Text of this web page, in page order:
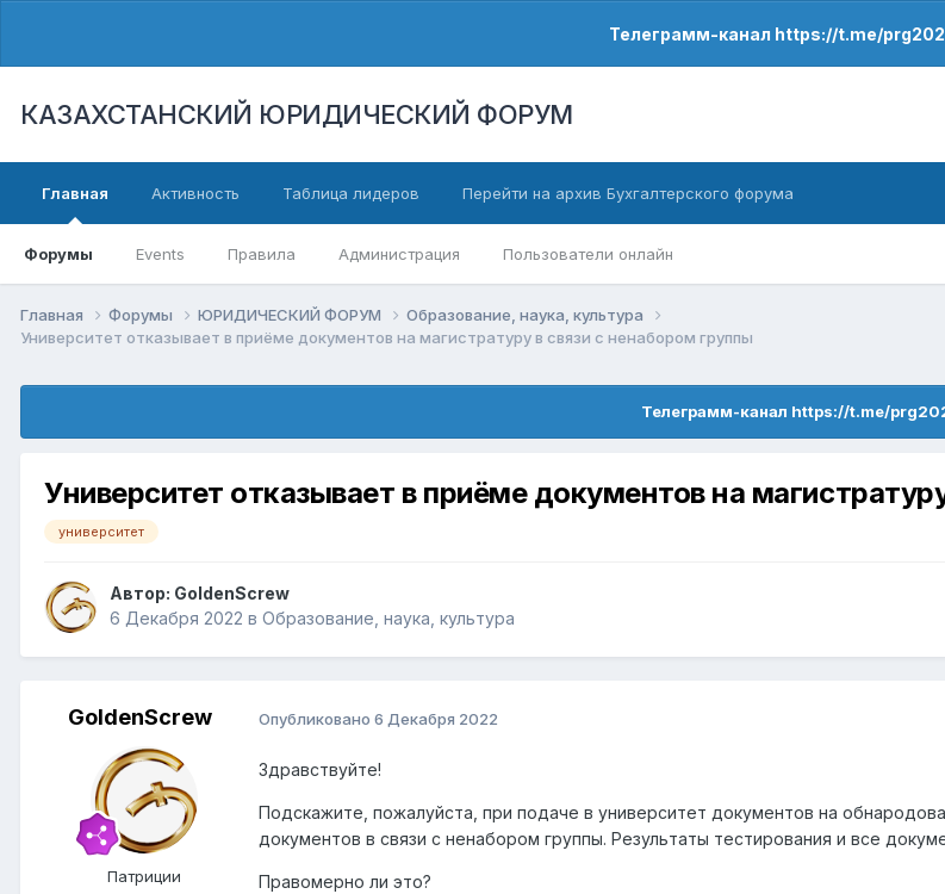
Телеграмм-канал https://t.me/
КАЗАХСТАНСКИЙ ЮРИДИЧЕСКИЙ ФОРУМ
Главная
Форумы Events Правила Администрация Пользователи онлайн
Активность Таблица лидеров Перейти на архив Бухгалтерского форума
Главная Форумы ЮРИДИЧЕСКИЙ ФОРУМ
Образование, наука, культура
Университет отказывает в приёме документов на магистратуру в связи с ненабором группы
Телеграмм-канал https://t.me/
Университет отказывает в приёме документов на
университет
Автор: GoldenScrew
6 Декабря 2022 в Образование, наука, культура
GoldenScrew
Патриции
Опубликовано 6 Декабря 2022
Здравствуйте!
Подскажите, пожалуйста, при подаче в университет документов на
документов в связи с ненабором группы. Результаты тестирования и все
Правомерно ли это?